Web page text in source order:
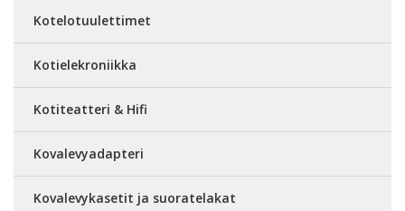
Kotelotuulettimet
Kotielekroniikka
Kotiteatteri & Hifi
Kovalevyadapteri
Kovalevykasetit ja suoratelakat